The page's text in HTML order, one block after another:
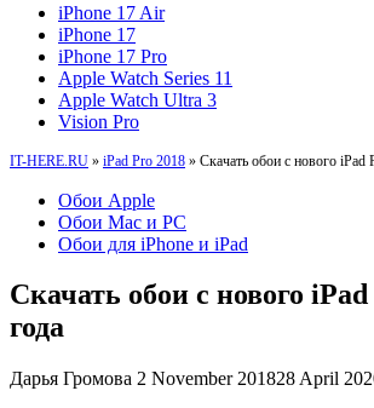
iPhone 17 Air
iPhone 17
iPhone 17 Pro
Apple Watch Series 11
Apple Watch Ultra 3
Vision Pro
IT-HERE.RU » iPad Pro 2018 » Скачать обои с нового iPad
Обои Apple
Обои Mac и PC
Обои для iPhone и iPad
Скачать обои с нового
года
Дарья Громова 2 November 201828 April